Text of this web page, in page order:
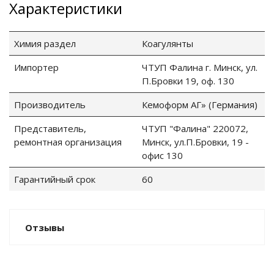
Характеристики
Химия раздел
Коагулянты
Импортер
ЧТУП Фалина г. Минск, ул.
П.Бровки 19, оф. 130
Производитель
Кемоформ АГ» (Германия)
Представитель,
ремонтная организация
ЧТУП "Фалина" 220072,
Минск, ул.П.Бровки, 19 -
офис 130
Гарантийный срок
60
Отзывы